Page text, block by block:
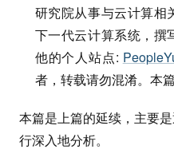
研究院从事与云计算相
下一代云计算系统，撰
他的个人站点:
者，转载请勿混淆。本篇
本篇是上篇的延续，主要
行深入地分析。